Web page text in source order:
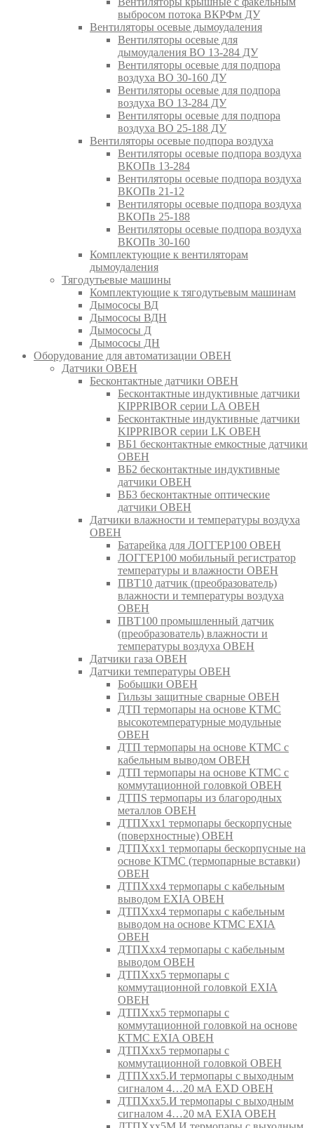
выбросом потока ВКРФм ДУ
Вентиляторы осевые дымоудаления
Вентиляторы осевые для
дымоудаления ВО 13-284 ДУ
Вентиляторы осевые для подпора
воздуха ВО 30-160 ДУ
Вентиляторы осевые для подпора
воздуха ВО 13-284 ДУ
Вентиляторы осевые для подпора
воздуха ВО 25-188 ДУ
Вентиляторы осевые подпора воздуха
Вентиляторы осевые подпора воздуха
ВКОПв 13-284
Вентиляторы осевые подпора воздуха
ВКОПв 21-12
Вентиляторы осевые подпора воздуха
ВКОПв 25-188
Вентиляторы осевые подпора воздуха
ВКОПв 30-160
Комплектующие к вентиляторам
дымоудаления
Тягодутьевые машины
Комплектующие к тягодутьевым машинам
Дымососы ВД
Дымососы ВДН
Дымососы Д
Дымососы ДН
Оборудование для автоматизации ОВЕН
Датчики ОВЕН
Бесконтактные датчики ОВЕН
Бесконтактные индуктивные датчики
KIPPRIBOR серии LA ОВЕН
Бесконтактные индуктивные датчики
KIPPRIBOR серии LK ОВЕН
ВБ1 бесконтактные емкостные датчики
ОВЕН
ВБ2 бесконтактные индуктивные
датчики ОВЕН
ВБ3 бесконтактные оптические
датчики ОВЕН
Датчики влажности и температуры воздуха
ОВЕН
Батарейка для ЛОГГЕР100 ОВЕН
ЛОГГЕР100 мобильный регистратор
температуры и влажности ОВЕН
ПВТ10 датчик (преобразователь)
влажности и температуры воздуха
ОВЕН
ПВТ100 промышленный датчик
(преобразователь) влажности и
температуры воздуха ОВЕН
Датчики газа ОВЕН
Датчики температуры ОВЕН
Бобышки ОВЕН
Гильзы защитные сварные ОВЕН
ДТП термопары на основе КТМС
высокотемпературные модульные
ОВЕН
ДТП термопары на основе КТМС с
кабельным выводом ОВЕН
ДТП термопары на основе КТМС с
коммутационной головкой ОВЕН
ДТПS термопары из благородных
металлов ОВЕН
ДТПХхх1 термопары бескорпусные
(поверхностные) ОВЕН
ДТПХхх1 термопары бескорпусные на
основе КТМС (термопарные вставки)
ОВЕН
ДТПХхх4 термопары с кабельным
выводом EXIA ОВЕН
ДТПХхх4 термопары с кабельным
выводом на основе КТМС EXIA
ОВЕН
ДТПХхх4 термопары с кабельным
выводом ОВЕН
ДТПХхх5 термопары с
коммутационной головкой EXIA
ОВЕН
ДТПХхх5 термопары с
коммутационной головкой на основе
КТМС EXIA ОВЕН
ДТПХхх5 термопары с
коммутационной головкой ОВЕН
ДТПХхх5.И термопары с выходным
сигналом 4…20 мА EXD ОВЕН
ДТПХхх5.И термопары с выходным
сигналом 4…20 мА EXIA ОВЕН